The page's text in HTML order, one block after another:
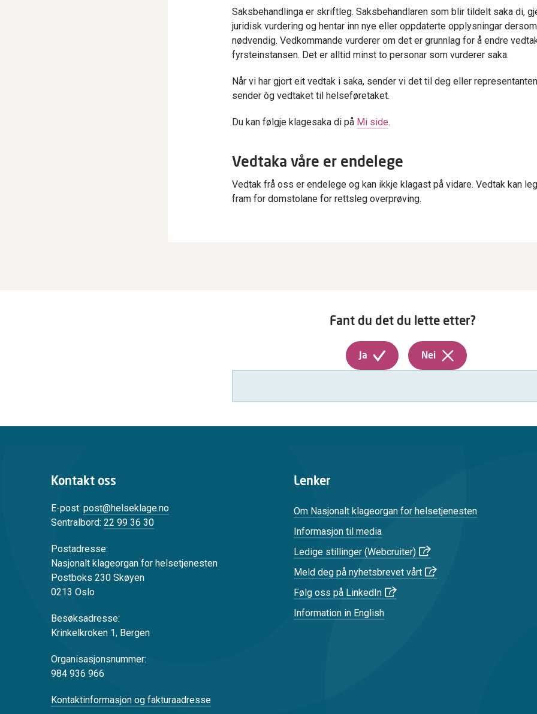
Saksbehandlinga er skriftleg. Saksbehandlaren som blir tildelt saka di,
juridisk vurdering og hentar inn nye eller oppdaterte opplysningar
nødvendig. Vedkommande vurderer om det er grunnlag for å endre
fyrsteinstansen. Det er alltid minst to personar som vurderer saka.
Når vi har gjort eit vedtak i saka, sender vi det til deg eller
sender òg vedtaket til helseføretaket.
Du kan følgje klagesaka di på Mi side.
Vedtaka våre er endelege
Vedtak frå oss er endelege og kan ikkje klagast på vidare. Vedtak kan
fram for domstolane for rettsleg overprøving.
Fant du det du lette etter?
Ja Nei
Kontakt oss
E-post: post@helseklage.no
Sentralbord: 22 99 36 30
Postadresse:
Nasjonalt klageorgan for helsetjenesten
Postboks 230 Skøyen
0213 Oslo
Besøksadresse:
Krinkelkroken 1, Bergen
Organisasjonsnummer:
984 936 966
Kontaktinformasjon og fakturaadresse
Lenker
Om Nasjonalt klageorgan for helsetjenesten
Informasjon til media
Ledige stillinger (Webcruiter)
Meld deg på nyhetsbrevet vårt
Følg oss på LinkedIn
Information in English